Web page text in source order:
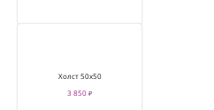
Холст 50х50
3 850 ₽